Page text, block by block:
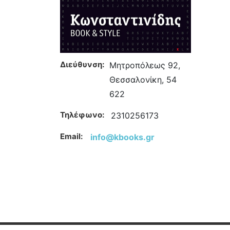
Διεύθυνση: Μητροπόλεως 92,
Θεσσαλονίκη, 54
622
Τηλέφωνο: 2310256173
Email: info@kbooks.gr